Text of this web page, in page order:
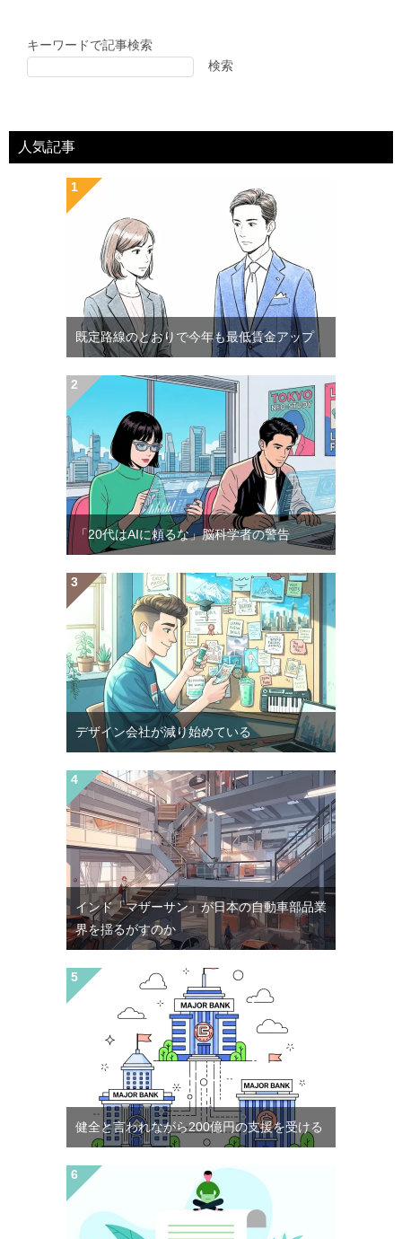
キーワードで記事検索
検索
人気記事
既定路線のとおりで今年も最低賃金アップ
「20代はAIに頼るな」脳科学者の警告
デザイン会社が減り始めている
インド「マザーサン」が日本の自動車部品業
界を揺るがすのか
健全と言われながら200億円の支援を受ける